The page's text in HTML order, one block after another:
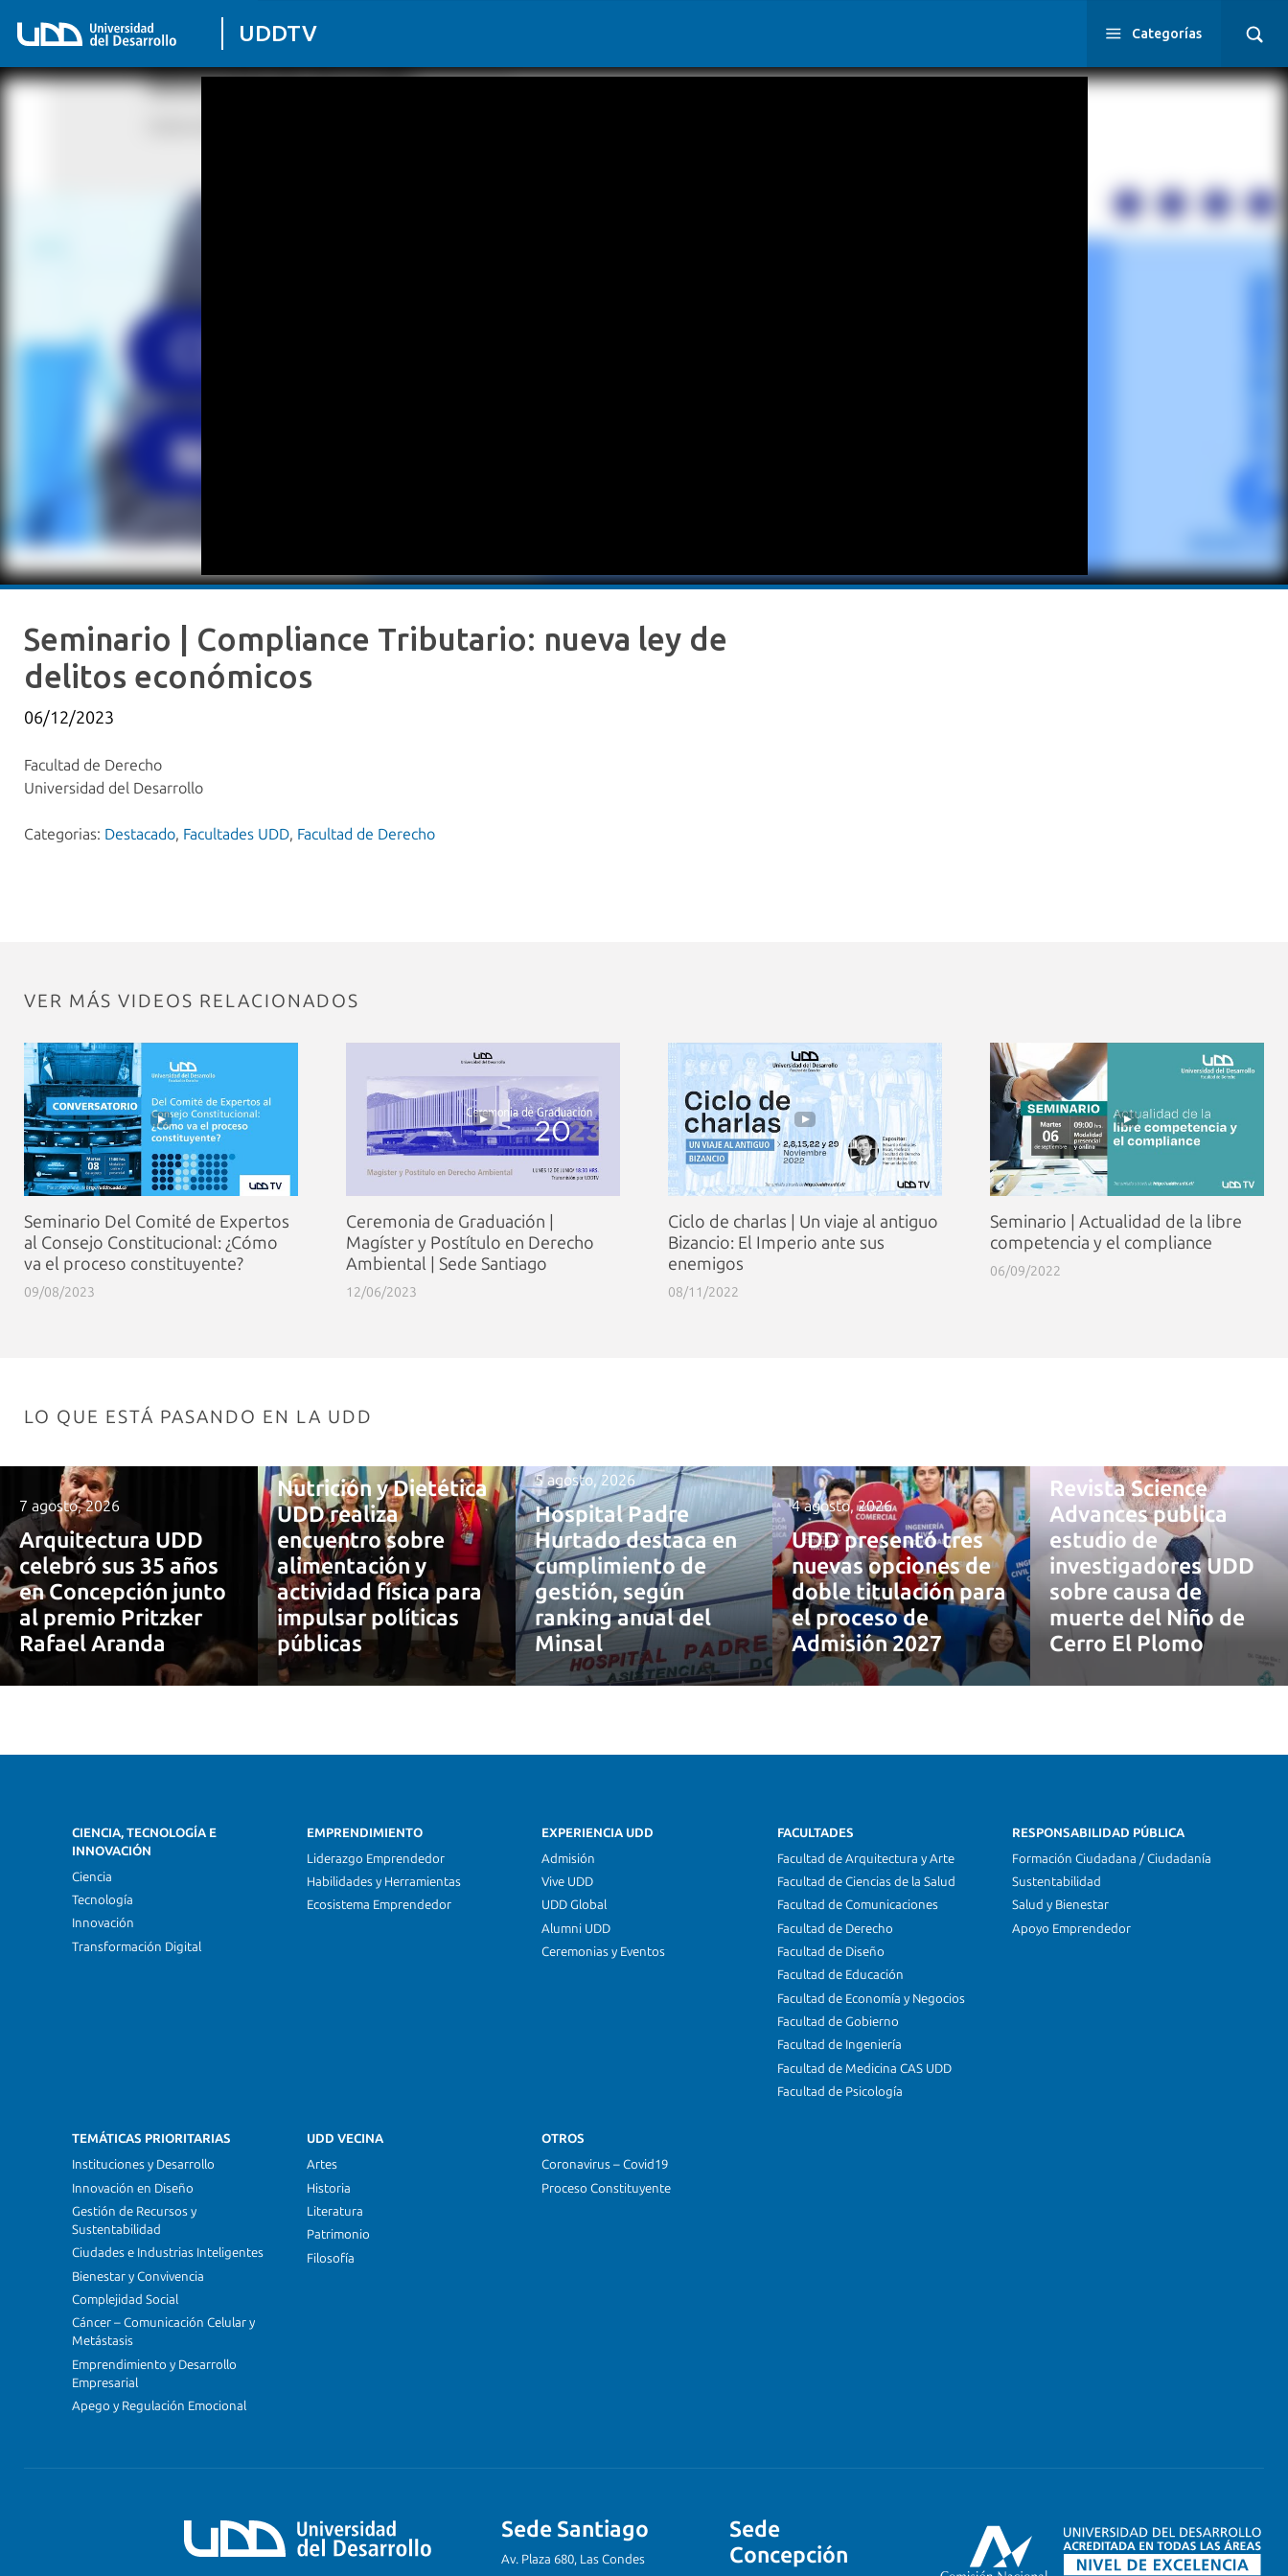
UDDTV Categorías
Seminario | Compliance Tributario: nueva ley de
delitos económicos
06/12/2023
Facultad de Derecho
Universidad del Desarrollo
Categorias: Destacado, Facultades UDD, Facultad de Derecho
VER MÁS VIDEOS RELACIONADOS
Seminario Del Comité de Expertos
al Consejo Constitucional: ¿Cómo
va el proceso constituyente?
09/08/2023
Ceremonia de Graduación |
Magíster y Postítulo en Derecho
Ambiental | Sede Santiago
12/06/2023
Ciclo de charlas | Un viaje al antiguo
Bizancio: El Imperio ante sus
enemigos
08/11/2022
Seminario | Actualidad de la libre
competencia y el compliance
06/09/2022
LO QUE ESTÁ PASANDO EN LA UDD
7 agosto, 2026
Arquitectura UDD
celebró sus 35 años
en Concepción junto
al premio Pritzker
Rafael Aranda
Nutrición y Dietética
UDD realiza
encuentro sobre
alimentación y
actividad física para
impulsar políticas
públicas
5 agosto, 2026
Hospital Padre
Hurtado destaca en
cumplimiento de
gestión, según
ranking anual del
Minsal
4 agosto, 2026
UDD presentó tres
nuevas opciones de
doble titulación para
el proceso de
Admisión 2027
Revista Science
Advances publica
estudio de
investigadores UDD
sobre causa de
muerte del Niño de
Cerro El Plomo
CIENCIA, TECNOLOGÍA E
INNOVACIÓN
Ciencia
Tecnología
Innovación
Transformación Digital
EMPRENDIMIENTO
Liderazgo Emprendedor
Habilidades y Herramientas
Ecosistema Emprendedor
EXPERIENCIA UDD
Admisión
Vive UDD
UDD Global
Alumni UDD
Ceremonias y Eventos
FACULTADES
Facultad de Arquitectura y Arte
Facultad de Ciencias de la Salud
Facultad de Comunicaciones
Facultad de Derecho
Facultad de Diseño
Facultad de Educación
Facultad de Economía y Negocios
Facultad de Gobierno
Facultad de Ingeniería
Facultad de Medicina CAS UDD
Facultad de Psicología
RESPONSABILIDAD PÚBLICA
Formación Ciudadana / Ciudadanía
Sustentabilidad
Salud y Bienestar
Apoyo Emprendedor
TEMÁTICAS PRIORITARIAS
Instituciones y Desarrollo
Innovación en Diseño
Gestión de Recursos y
Sustentabilidad
Ciudades e Industrias Inteligentes
Bienestar y Convivencia
Complejidad Social
Cáncer – Comunicación Celular y
Metástasis
Emprendimiento y Desarrollo
Empresarial
Apego y Regulación Emocional
UDD VECINA
Artes
Historia
Literatura
Patrimonio
Filosofía
OTROS
Coronavirus – Covid19
Proceso Constituyente
Sede Santiago
Av. Plaza 680, Las Condes
Sede
Concepción